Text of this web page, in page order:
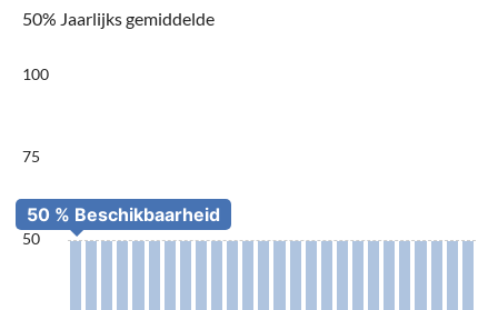
50% Jaarlijks gemiddelde
100
75
50